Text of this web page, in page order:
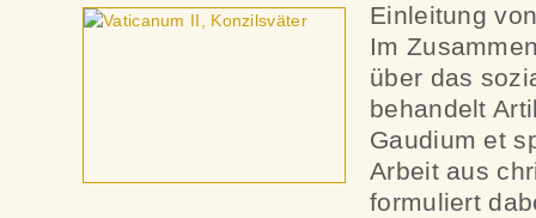
Einleitung
Im
über das
behandelt
Gaudium et
Arbeit aus
formuliert